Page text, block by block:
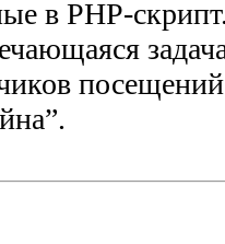
в PHP-